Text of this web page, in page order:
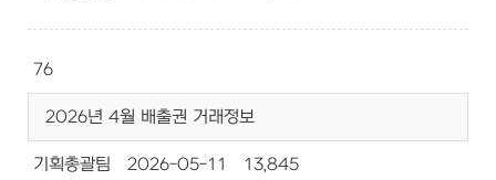
76
2026년 4월 배출권 거래정보
기획총괄팀 2026-05-11 13,845